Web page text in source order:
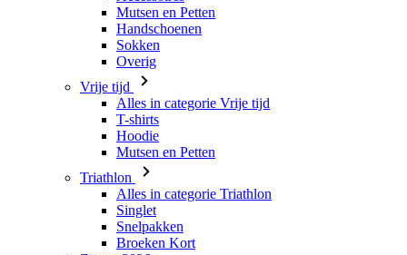
Vrije tijd
Alles in categorie Vrije tijd
T-shirts
Hoodie
Mutsen en Petten
Triathlon
Alles in categorie Triathlon
Singlet
Snelpakken
Broeken Kort
Zomer 2026
Team replica's
Speciale edities
Opruiming
Waardebonnen